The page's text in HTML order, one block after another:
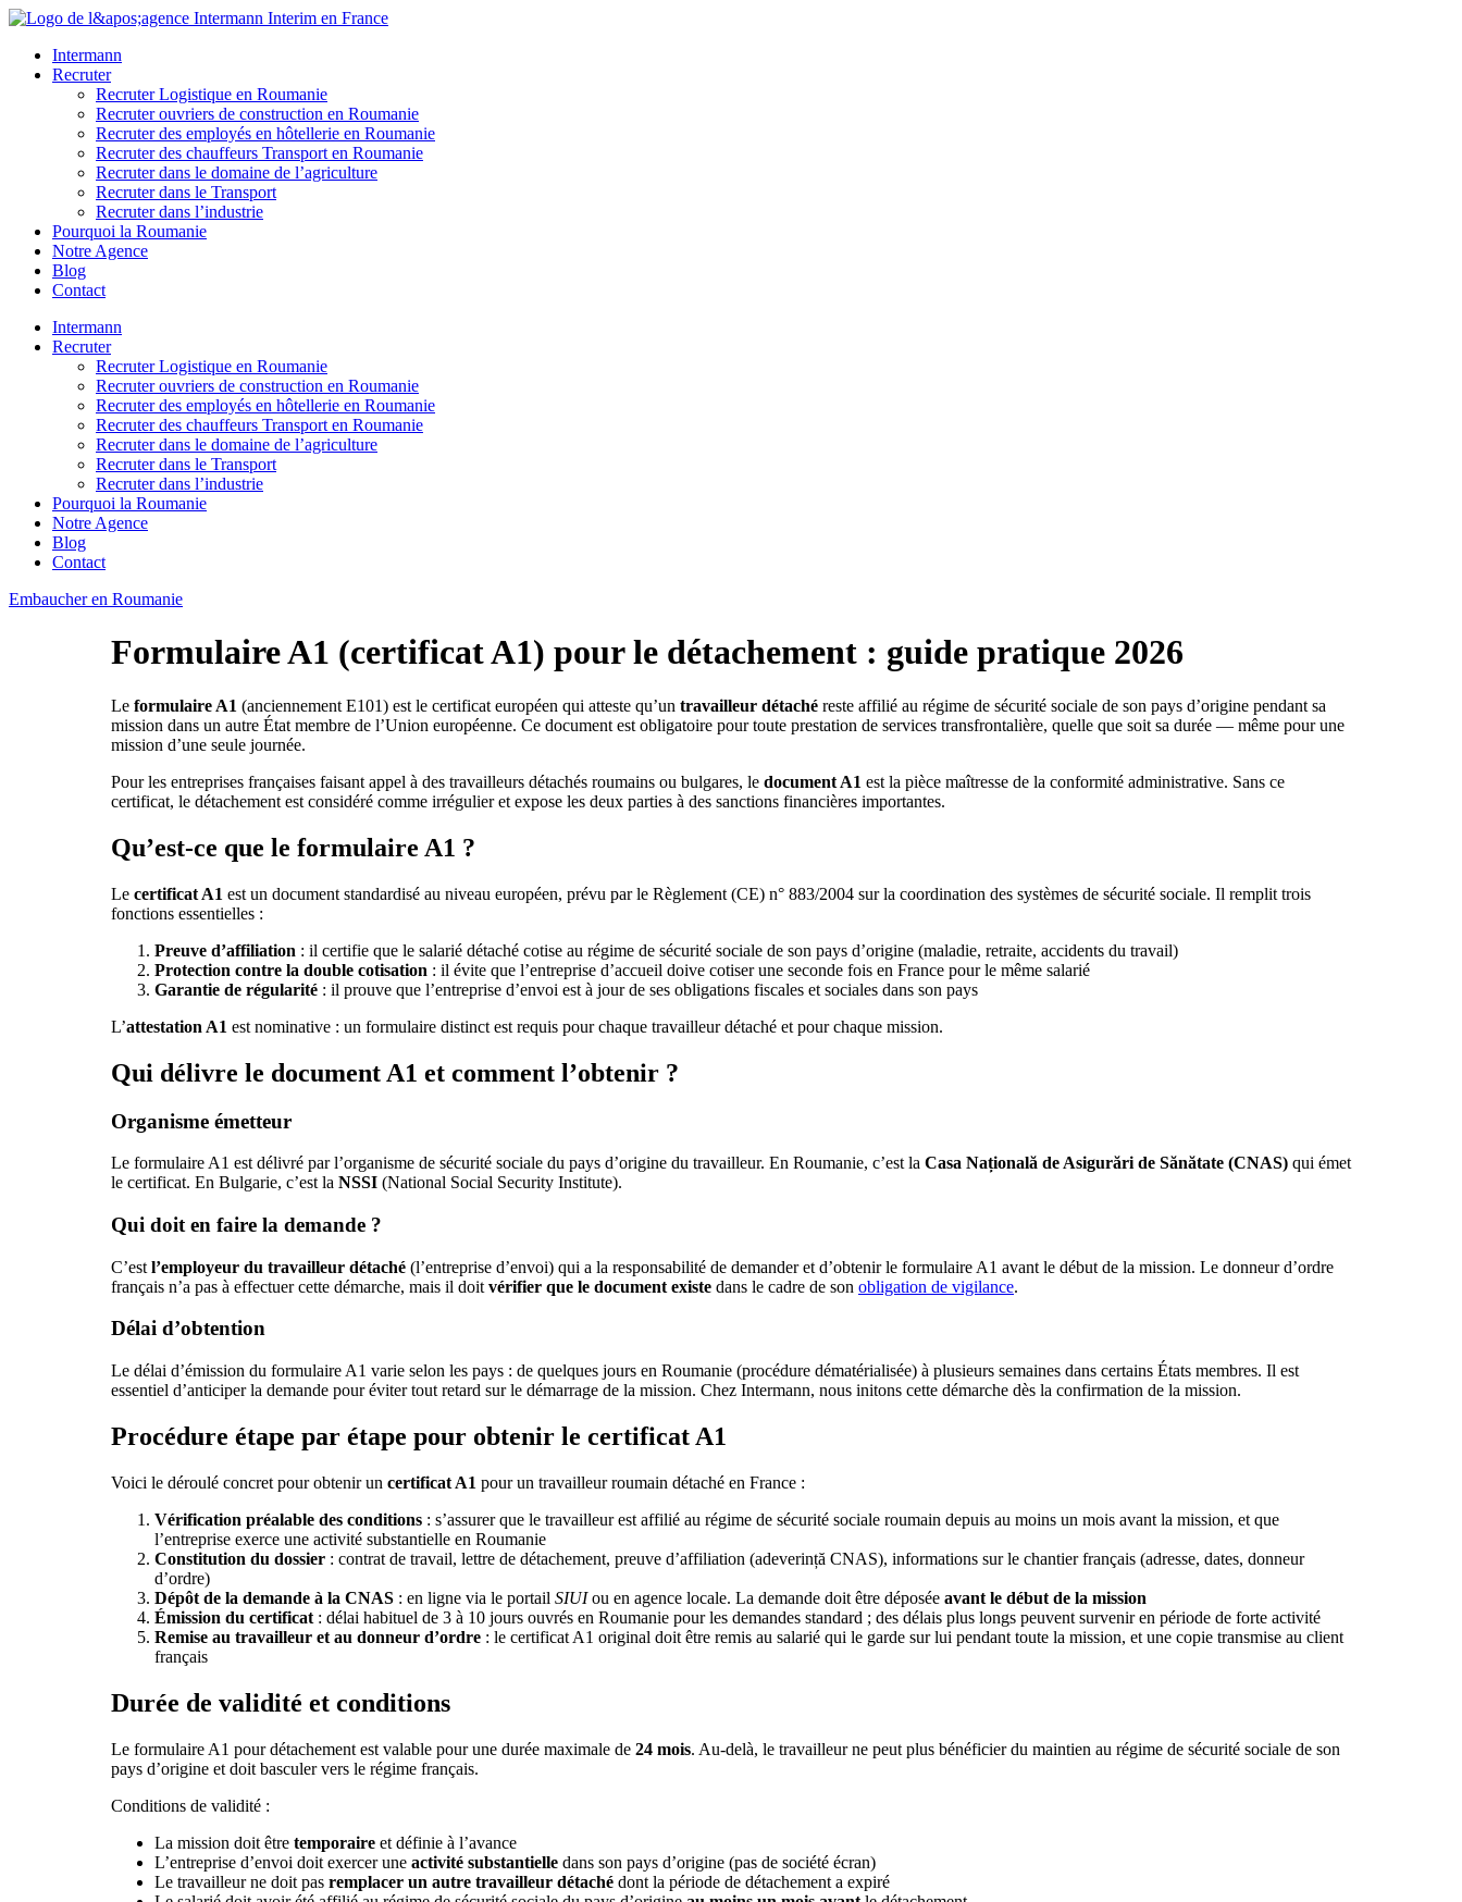
Aller
contenuIntermann
Recruter
Recruter Logistique en Roumanie
Recruter ouvriers de construction en Roumanie
Recruter des employés en hôtellerie en Roumanie
Recruter des chauffeurs Transport en Roumanie
Recruter dans le domaine de l’agriculture
Recruter dans le Transport
Recruter dans l’industrie
Pourquoi la Roumanie
Notre Agence
Blog
Contact
Intermann
Recruter
Recruter Logistique en Roumanie
Recruter ouvriers de construction en Roumanie
Recruter des employés en hôtellerie en Roumanie
Recruter des chauffeurs Transport en Roumanie
Recruter dans le domaine de l’agriculture
Recruter dans le Transport
Recruter dans l’industrie
Pourquoi la Roumanie
Notre Agence
Blog
Contact
Embaucher en Roumanie
Formulaire A1 (certificat A1) pour le détachement : guide pratique 2026
Le formulaire A1 (anciennement E101) est le certificat européen qui atteste qu’un travailleur détaché reste affilié au régime de sécurité sociale de son pays d’origine pendant sa
mission dans un autre État membre de l’Union européenne. Ce document est obligatoire pour toute prestation de services transfrontalière, quelle que soit sa durée — même pour une
mission d’une seule journée.
Pour les entreprises françaises faisant appel à des travailleurs détachés roumains ou bulgares, le document A1 est la pièce maîtresse de la conformité administrative. Sans ce
certificat, le détachement est considéré comme irrégulier et expose les deux parties à des sanctions financières importantes.
Qu’est-ce que le formulaire A1 ?
Le certificat A1 est un document standardisé au niveau européen, prévu par le Règlement (CE) n° 883/2004 sur la coordination des systèmes de sécurité sociale. Il remplit trois
fonctions essentielles :
Preuve d’affiliation : il certifie que le salarié détaché cotise au régime de sécurité sociale de son pays d’origine (maladie, retraite, accidents du travail)
Protection contre la double cotisation : il évite que l’entreprise d’accueil doive cotiser une seconde fois en France pour le même salarié
Garantie de régularité : il prouve que l’entreprise d’envoi est à jour de ses obligations fiscales et sociales dans son pays
L’attestation A1 est nominative : un formulaire distinct est requis pour chaque travailleur détaché et pour chaque mission.
Qui délivre le document A1 et comment l’obtenir ?
Organisme émetteur
Le formulaire A1 est délivré par l’organisme de sécurité sociale du pays d’origine du travailleur. En Roumanie, c’est la Casa Națională de Asigurări de Sănătate (CNAS) qui émet
le certificat. En Bulgarie, c’est la NSSI (National Social Security Institute).
Qui doit en faire la demande ?
C’est l’employeur du travailleur détaché (l’entreprise d’envoi) qui a la responsabilité de demander et d’obtenir le formulaire A1 avant le début de la mission. Le donneur d’ordre
français n’a pas à effectuer cette démarche, mais il doit vérifier que le document existe dans le cadre de son obligation de vigilance.
Délai d’obtention
Le délai d’émission du formulaire A1 varie selon les pays : de quelques jours en Roumanie (procédure dématérialisée) à plusieurs semaines dans certains États membres. Il est
essentiel d’anticiper la demande pour éviter tout retard sur le démarrage de la mission. Chez Intermann, nous initons cette démarche dès la confirmation de la mission.
Procédure étape par étape pour obtenir le certificat A1
Voici le déroulé concret pour obtenir un certificat A1 pour un travailleur roumain détaché en France :
Vérification préalable des conditions : s’assurer que le travailleur est affilié au régime de sécurité sociale roumain depuis au moins un mois avant la mission, et que
l’entreprise exerce une activité substantielle en Roumanie
Constitution du dossier : contrat de travail, lettre de détachement, preuve d’affiliation (adeverință CNAS), informations sur le chantier français (adresse, dates, donneur
d’ordre)
Dépôt de la demande à la CNAS : en ligne via le portail SIUIou en agence locale. La demande doit être déposée avant le début de la mission
Émission du certificat : délai habituel de 3 à 10 jours ouvrés en Roumanie pour les demandes standard ; des délais plus longs peuvent survenir en période de forte activité
Remise au travailleur et au donneur d’ordre : le certificat A1 original doit être remis au salarié qui le garde sur lui pendant toute la mission, et une copie transmise au client
français
Durée de validité et conditions
Le formulaire A1 pour détachement est valable pour une durée maximale de 24 mois. Au-delà, le travailleur ne peut plus bénéficier du maintien au régime de sécurité sociale de son
pays d’origine et doit basculer vers le régime français.
Conditions de validité :
La mission doit être temporaire et définie à l’avance
L’entreprise d’envoi doit exercer une activité substantielle dans son pays d’origine (pas de société écran)
Le travailleur ne doit pas remplacer un autre travailleur détaché dont la période de détachement a expiré